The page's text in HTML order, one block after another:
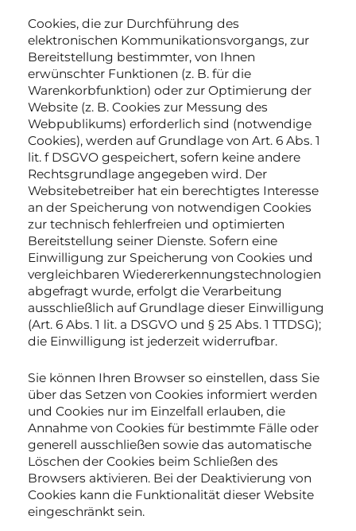
Cookies, die zur Durchführung des
elektronischen Kommunikationsvorgangs, zur
Bereitstellung bestimmter, von Ihnen
erwünschter Funktionen (z. B. für die
Warenkorbfunktion) oder zur Optimierung der
Website (z. B. Cookies zur Messung des
Webpublikums) erforderlich sind (notwendige
Cookies), werden auf Grundlage von Art. 6 Abs. 1
lit. f DSGVO gespeichert, sofern keine andere
Rechtsgrundlage angegeben wird. Der
Websitebetreiber hat ein berechtigtes Interesse
an der Speicherung von notwendigen Cookies
zur technisch fehlerfreien und optimierten
Bereitstellung seiner Dienste. Sofern eine
Einwilligung zur Speicherung von Cookies und
vergleichbaren Wiedererkennungstechnologien
abgefragt wurde, erfolgt die Verarbeitung
ausschließlich auf Grundlage dieser Einwilligung
(Art. 6 Abs. 1 lit. a DSGVO und § 25 Abs. 1 TTDSG);
die Einwilligung ist jederzeit widerrufbar.
Sie können Ihren Browser so einstellen, dass Sie
über das Setzen von Cookies informiert werden
und Cookies nur im Einzelfall erlauben, die
Annahme von Cookies für bestimmte Fälle oder
generell ausschließen sowie das automatische
Löschen der Cookies beim Schließen des
Browsers aktivieren. Bei der Deaktivierung von
Cookies kann die Funktionalität dieser Website
eingeschränkt sein.